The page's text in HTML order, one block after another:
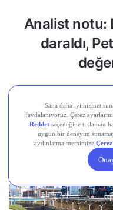
Analist notu:
daraldı,
Temmuz 20,